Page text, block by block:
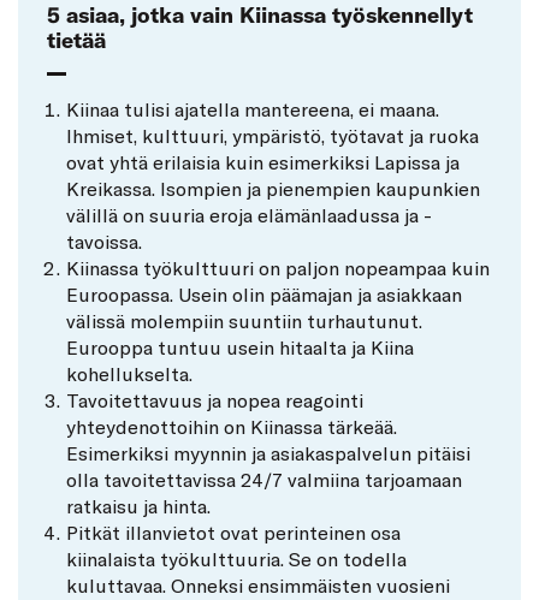
5 asiaa, jotka vain Kiinassa työskennellyt
tietää
Kiinaa tulisi ajatella mantereena, ei maana.
Ihmiset, kulttuuri, ympäristö, työtavat ja ruoka
ovat yhtä erilaisia kuin esimerkiksi Lapissa ja
Kreikassa. Isompien ja pienempien kaupunkien
välillä on suuria eroja elämänlaadussa ja -
tavoissa.
Kiinassa työkulttuuri on paljon nopeampaa kuin
Euroopassa. Usein olin päämajan ja asiakkaan
välissä molempiin suuntiin turhautunut.
Eurooppa tuntuu usein hitaalta ja Kiina
kohellukselta.
Tavoitettavuus ja nopea reagointi
yhteydenottoihin on Kiinassa tärkeää.
Esimerkiksi myynnin ja asiakaspalvelun pitäisi
olla tavoitettavissa 24/7 valmiina tarjoamaan
ratkaisu ja hinta.
Pitkät illanvietot ovat perinteinen osa
kiinalaista työkulttuuria. Se on todella
kuluttavaa. Onneksi ensimmäisten vuosieni